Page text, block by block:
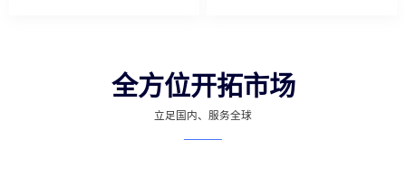
全方位开拓市场
立足国内、服务全球